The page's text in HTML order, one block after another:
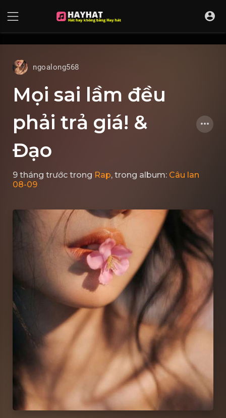
ngoalong568
Mọi sai lầm đều
phải trả giá! &
Đạo
9 tháng trước trong Rap, trong album: Câu lan
08-09